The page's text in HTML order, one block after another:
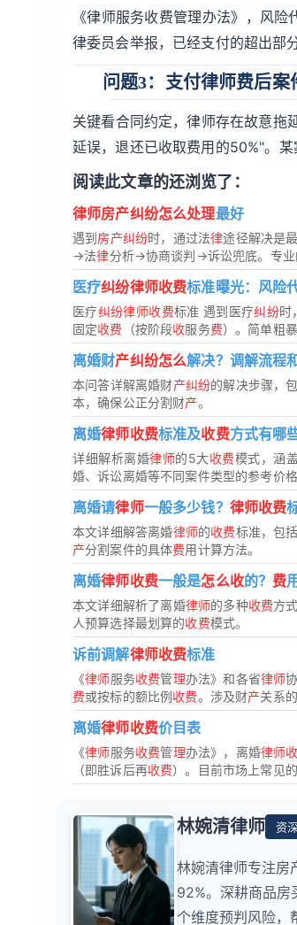
《律师服务收费管理办法》，风
律委员会举报，已经支付的超出部
问题3：支付律师费后案
关键看合同约定，律师存在故意拖
延误，退还已收取费用的50%"。
阅读此文章的还浏览了：
律师房产纠纷怎么处理最好
遇到房产纠纷时，通过法律途径解决是
→法律分析→协商谈判→诉讼兜底。专业
医疗纠纷律师收费标准曝光：风险
医疗纠纷律师收费标准 遇到医疗纠纷时
固定收费 （按阶段收服务费）。简单粗
离婚财产纠纷怎么解决？调解流程
本问答详解离婚财产纠纷的解决步骤，
本，确保公正分割财产。
离婚律师收费标准及收费方式有哪
详细解析离婚律师的5大收费模式，涵
婚、诉讼离婚等不同案件类型的参考价
离婚请律师一般多少钱？ 律师收费
本文详细解答离婚律师的收费标准，包
产分割案件的具体费用计算方法。
离婚律师收费一般是怎么收的？ 费
本文详细解析了离婚律师的多种收费方
人预算选择最划算的收费模式。
诉前调解律师收费标准
《律师服务收费管理办法》和各省律师
费或按标的额比例收费。涉及财产关系
离婚律师收费价目表
《律师服务收费管理办法》，离婚律师
（即胜诉后再收费）。目前市场上常见的
林婉清律师 资
林婉清律师专注房
92%。深耕商品房
个维度预判风险，